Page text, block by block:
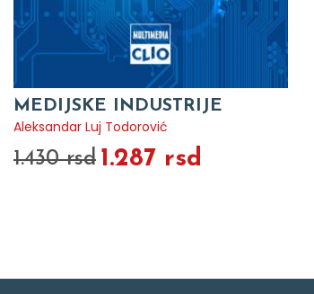
MEDIJSKE INDUSTRIJE
Aleksandar Luj Todorović
1.430 rsd 1.287 rsd